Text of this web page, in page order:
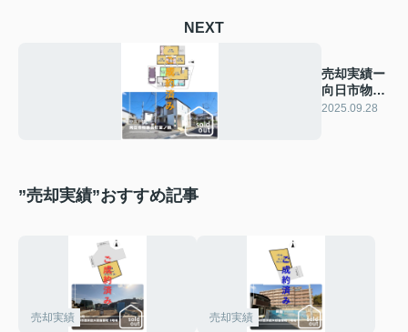
NEXT
売却実績ー
向日市物集
女町堂ノ前
2025.09.28
”売却実績”おすすめ記事
売却実績 売却実績